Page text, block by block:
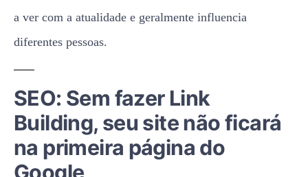
a ver com a atualidade e geralmente influencia
diferentes pessoas.
SEO: Sem fazer Link
Building, seu site não ficará
na primeira página do
Google